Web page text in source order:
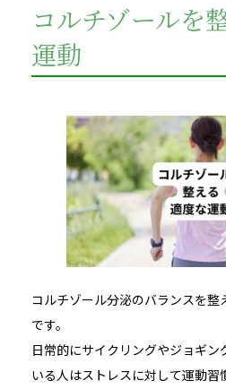
コルチゾールを
運動
コルチゾール分泌のバランスを
です。
日常的にサイクリングやジョギン
いる人はストレスに対して運動